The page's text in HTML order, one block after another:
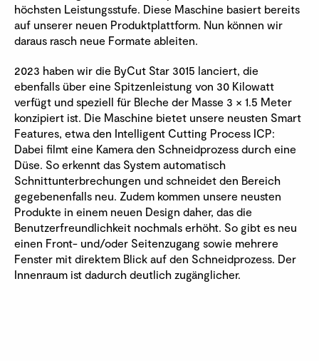
höchsten Leistungsstufe. Diese Maschine basiert bereits
auf unserer neuen Produktplattform. Nun können wir
daraus rasch neue Formate ableiten.
2023 haben wir die ByCut Star 3015 lanciert, die
ebenfalls über eine Spitzenleistung von 30 Kilowatt
verfügt und speziell für Bleche der Masse 3 × 1.5 Meter
konzipiert ist. Die Maschine bietet unsere neusten Smart
Features, etwa den Intelligent Cutting Process ICP:
Dabei filmt eine Kamera den Schneidprozess durch eine
Düse. So erkennt das System automatisch
Schnittunterbrechungen und schneidet den Bereich
gegebenenfalls neu. Zudem kommen unsere neusten
Produkte in einem neuen Design daher, das die
Benutzerfreundlichkeit nochmals erhöht. So gibt es neu
einen Front- und/oder Seitenzugang sowie mehrere
Fenster mit direktem Blick auf den Schneidprozess. Der
Innenraum ist dadurch deutlich zugänglicher.